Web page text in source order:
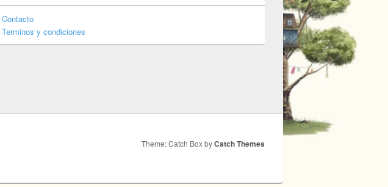
Contacto
Terminos y condiciones
Theme: Catch Box byCatch Themes